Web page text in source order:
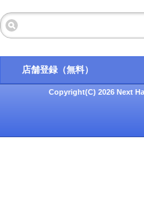
店舗登録（無料）
Copyright(C) 2026 Next